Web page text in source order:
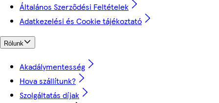
Általános Szerződési Feltételek
Adatkezelési és Cookie tájékoztató
Rólunk
Akadálymentesség
Hova szállítunk?
Szolgáltatás díjak